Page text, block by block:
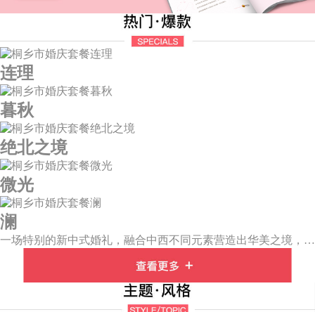
连理
暮秋
绝北之境
微光
澜
一场特别的新中式婚礼，融合中西不同元素营造出华美之境，有庄严浪漫的西式证婚，也有含蓄深情的中式感恩，从古典到现代，从前世到今生，爱，隽永铭刻。